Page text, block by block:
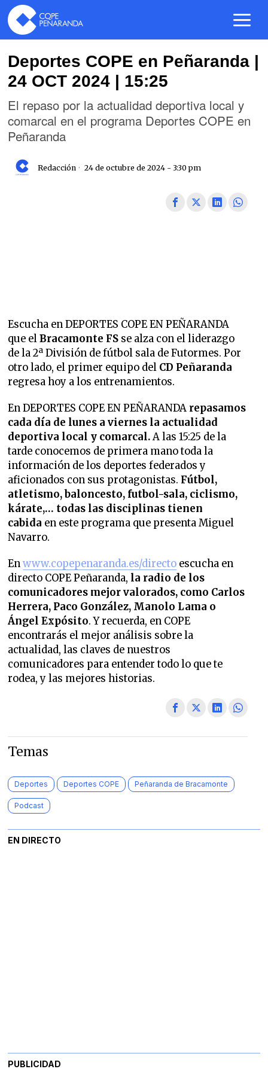
Deportes COPE en Peñaranda |
24 OCT 2024 | 15:25
El repaso por la actualidad deportiva local y
comarcal en el programa Deportes COPE en
Peñaranda
Redacción 24 de octubre de 2024 - 3:30 pm
Escucha en DEPORTES COPE EN PEÑARANDA
que elBracamonte FS se alza con el liderazgo
de la 2ª División de fútbol sala de Futormes. Por
otro lado, el primer equipo del CD Peñaranda
regresa hoy a los entrenamientos.
En DEPORTES COPE EN PEÑARANDA repasamos
cada día de lunes a viernes la actualidad
deportiva local y comarcal.A las 15:25 de la
tarde conocemos de primera mano toda la
información de los deportes federados y
aficionados con sus protagonistas. Fútbol,
atletismo, baloncesto, futbol-sala, ciclismo,
kárate,… todas las disciplinas tienen
cabida en este programa que presenta Miguel
Navarro.
Enwww.copepenaranda.es/directo escucha en
directo COPE Peñaranda, la radio de los
comunicadores mejor valorados, como Carlos
Herrera, Paco González, Manolo Lama o
Ángel Expósito. Y recuerda, en COPE
encontrarás el mejor análisis sobre la
actualidad, las claves de nuestros
comunicadores para entender todo lo que te
rodea, y las mejores historias.
Temas
Deportes Deportes COPE Peñaranda de Bracamonte
Podcast
EN DIRECTO
PUBLICIDAD